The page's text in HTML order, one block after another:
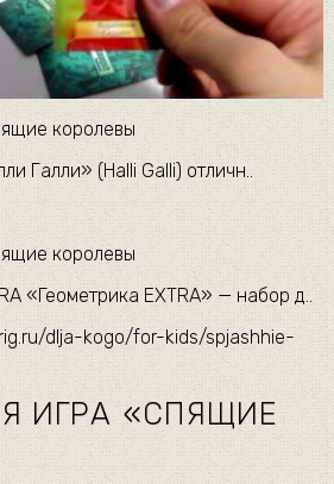
Галли» (Halli Galli) отличн..
«Геометрика EXTRA» — набор д..
dlja-kogo/for-kids/spjashhie-
ИГРА «СПЯЩИЕ